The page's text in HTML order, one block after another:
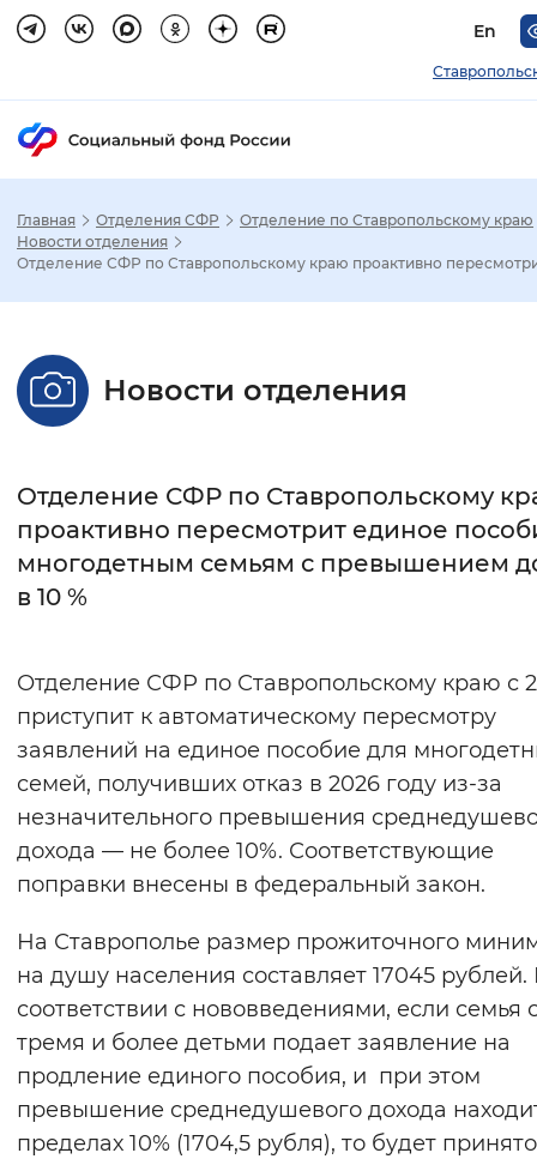
En
Настройка режима отображения
Стандартный Увеличенный
Интервал между буквами
Цвет сайта
Монохромный Инверсивный
Синий фон
Изображения
Включены Выключены
Звуковой ассистент
Воспроизвести Остановить
Вернуть стандартные настройки
Главная Отделения СФР
Отделение по Ставропольскому краю
Новости отделения
Отделение СФР по Ставропольскому краю проактивно
Новости отделения
Отделение СФР по Ставропольскому
проактивно пересмотрит единое
многодетным семьям с превышением
в 10 %
Отделение СФР по Ставропольскому краю с
приступит к автоматическому пересмотру
заявлений на единое пособие для
семей, получивших отказ в 2026 году из-за
незначительного превышения
дохода — не более 10%. Соответствующие
поправки внесены в федеральный закон.
На Ставрополье размер прожиточного
на душу населения составляет 17045 рублей.
соответствии с нововведениями, если семья
тремя и более детьми подает заявление на
продление единого пособия, и при этом
превышение среднедушевого дохода
пределах 10% (1704,5 рубля), то будет принято